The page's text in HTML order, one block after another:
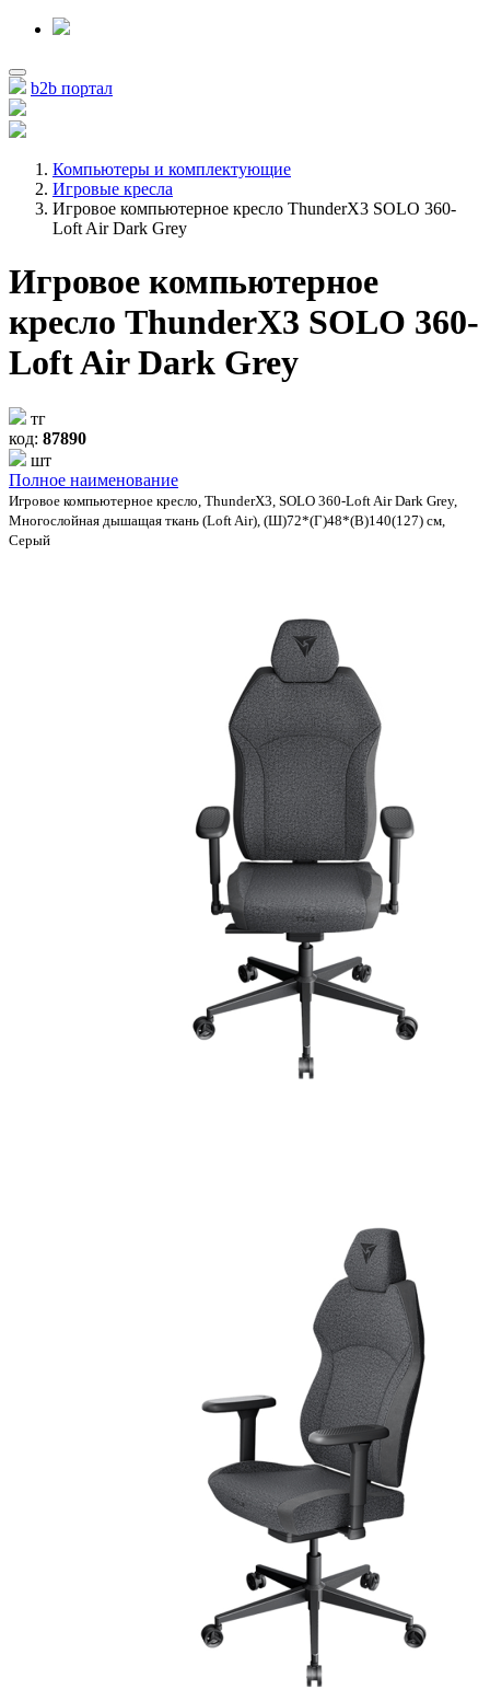
b2b портал
Компьютеры и комплектующие
Игровые кресла
Игровое компьютерное кресло ThunderX3 SOLO 360-
Loft Air Dark Grey
Игровое компьютерное
кресло ThunderX3 SOLO 360-
Loft Air Dark Grey
тг
код: 87890
шт
Полное наименование
Игровое компьютерное кресло, ThunderX3, SOLO 360-Loft Air Dark Grey,
Многослойная дышащая ткань (Loft Air), (Ш)72*(Г)48*(В)140(127) см,
Серый